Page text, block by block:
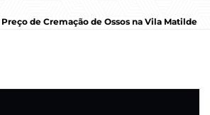
Preço de Cremação de Ossos na Vila Matilde